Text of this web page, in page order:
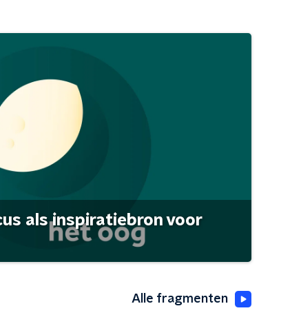
als inspiratiebron voor
Alle fragmenten